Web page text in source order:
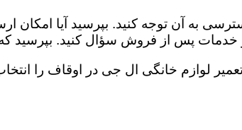
به آن توجه کنید. بپرسید آیا امکان
پس از فروش سؤال کنید. بپرسید که
لوازم خانگی ال جی در اوقاف را